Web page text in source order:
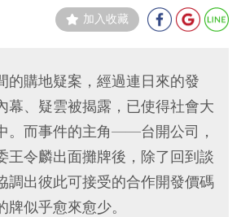
加入收藏
的購地疑案，經過連日來的發
幕、疑雲被揭露，已使得社會大
。而事件的主角——台開公司，
王令麟出面攤牌後，除了回到談
調出彼此可接受的合作開發價碼
似乎愈來愈少。